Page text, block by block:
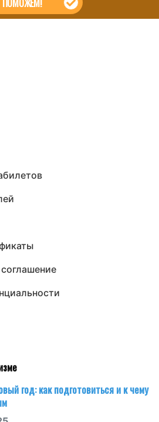
год: как подготовиться и к чему